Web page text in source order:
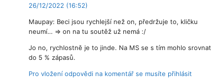
26/12/2022 (16:52)
Maupay: Beci jsou rychlejší než on, předržuje to, kličku
neumí… => on na tu soutěž už nemá :/
Jo no, rychlostně je to jinde. Na MS se s tím mohlo srovnat
do 5 % zápasů.
Pro vložení odpovědi na komentář se musíte přihlásit